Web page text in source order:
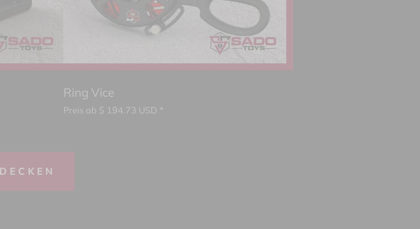
Ring Vice
Preis ab $ 194.73 USD *